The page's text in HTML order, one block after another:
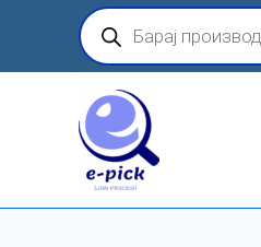
content
Products
search